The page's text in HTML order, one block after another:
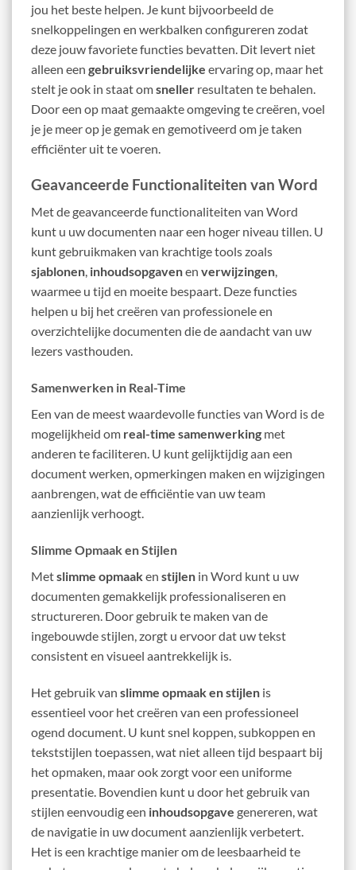
jou het beste helpen. Je kunt bijvoorbeeld de
snelkoppelingen en werkbalken configureren zodat
deze jouw favoriete functies bevatten. Dit levert niet
alleen een gebruiksvriendelijke ervaring op, maar het
stelt je ook in staat omsneller resultaten te behalen.
Door een op maat gemaakte omgeving te creëren, voel
je je meer op je gemak en gemotiveerd om je taken
efficiënter uit te voeren.
Geavanceerde Functionaliteiten van Word
Met de geavanceerde functionaliteiten van Word
kunt u uw documenten naar een hoger niveau tillen. U
kunt gebruikmaken van krachtige tools zoals
sjablonen, inhoudsopgavenen verwijzingen,
waarmee u tijd en moeite bespaart. Deze functies
helpen u bij het creëren van professionele en
overzichtelijke documenten die de aandacht van uw
lezers vasthouden.
Samenwerken in Real-Time
Een van de meest waardevolle functies van Word is de
mogelijkheid om real-time samenwerking met
anderen te faciliteren. U kunt gelijktijdig aan een
document werken, opmerkingen maken en wijzigingen
aanbrengen, wat de efficiëntie van uw team
aanzienlijk verhoogt.
Slimme Opmaak en Stijlen
Metslimme opmaaken stijlen in Word kunt u uw
documenten gemakkelijk professionaliseren en
structureren. Door gebruik te maken van de
ingebouwde stijlen, zorgt u ervoor dat uw tekst
consistent en visueel aantrekkelijk is.
Het gebruik van slimme opmaak en stijlen is
essentieel voor het creëren van een professioneel
ogend document. U kunt snel koppen, subkoppen en
tekststijlen toepassen, wat niet alleen tijd bespaart bij
het opmaken, maar ook zorgt voor een uniforme
presentatie. Bovendien kunt u door het gebruik van
stijlen eenvoudig een inhoudsopgave genereren, wat
de navigatie in uw document aanzienlijk verbetert.
Het is een krachtige manier om de leesbaarheid te